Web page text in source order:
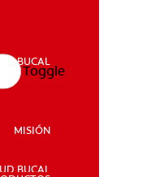
SALUD BUCAL
BUCAL
MISIÓN
BUCAL
Toggle